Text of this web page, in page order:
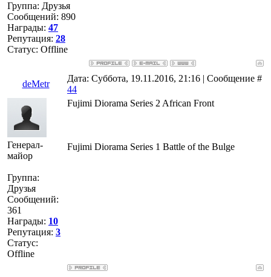
Группа: Друзья
Сообщений: 890
Награды: 47
Репутация: 28
Статус: Offline
deMetr
Дата: Суббота, 19.11.2016, 21:16 | Сообщение #
44
Генерал-
майор
Группа:
Друзья
Сообщений:
361
Награды: 10
Репутация: 3
Статус:
Offline
Fujimi Diorama Series 2 African Front
Fujimi Diorama Series 1 Battle of the Bulge